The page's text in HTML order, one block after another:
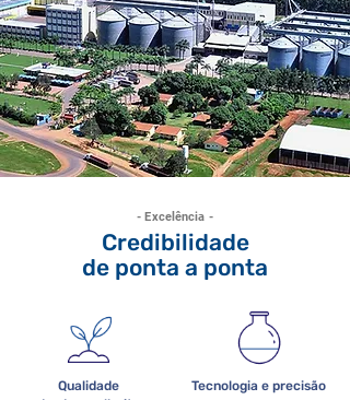
- Excelência -
Credibilidade
de ponta a ponta
Qualidade
Tecnologia e precisão